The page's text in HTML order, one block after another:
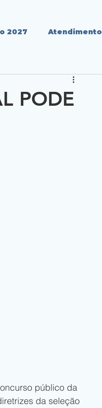
2027 Atendimento
PODE
público da
da seleção